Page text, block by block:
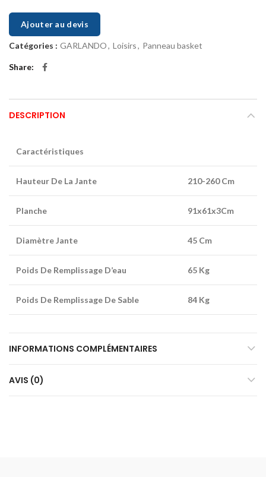
Ajouter au devis
Catégories : GARLANDO, Loisirs, Panneau basket
Share
DESCRIPTION
Caractéristiques
Hauteur De La Jante 210-260 Cm
Planche 91x61x3Cm
Diamètre Jante 45 Cm
Poids De Remplissage D’eau 65 Kg
Poids De Remplissage De Sable 84 Kg
INFORMATIONS COMPLÉMENTAIRES
AVIS (0)